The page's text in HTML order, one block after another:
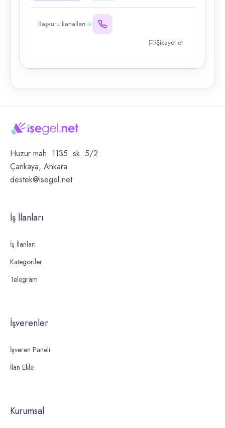
Başvuru kanalları
Şikayet et
Huzur mah. 1135. sk. 5/2
Çankaya, Ankara
destek@isegel.net
İş İlanları
İş İlanları
Kategoriler
Telegram
İşverenler
İşveren Paneli
İlan Ekle
Kurumsal